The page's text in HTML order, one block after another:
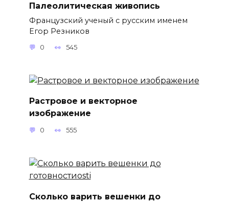
Палеолитическая живопись
Французский ученый с русским именем
Егор Резников
0 545
Растровое и векторное
изображение
0 555
Сколько варить вешенки до